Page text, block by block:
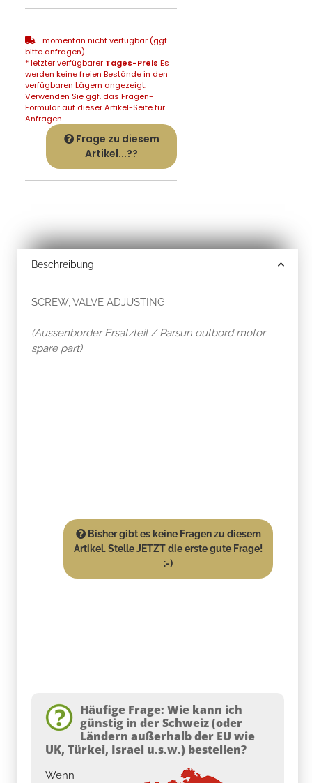
momentan nicht verfügbar (ggf.
bitte anfragen)
* letzter verfügbarer Tages-Preis Es
werden keine freien Bestände in den
verfügbaren Lägern angezeigt.
Verwenden Sie ggf. das Fragen-
Formular auf dieser Artikel-Seite für
Anfragen...
Frage zu diesem
Artikel...??
Beschreibung
SCREW, VALVE ADJUSTING
(Aussenborder Ersatzteil / Parsun outbord motor
spare part)
Bisher gibt es keine Fragen zu diesem
Artikel. Stelle JETZT die erste gute Frage!
:-)
Häufige Frage: Wie kann ich
günstig in der Schweiz (oder
Ländern außerhalb der EU wie
UK, Türkei, Israel u.s.w.) bestellen?
Wenn